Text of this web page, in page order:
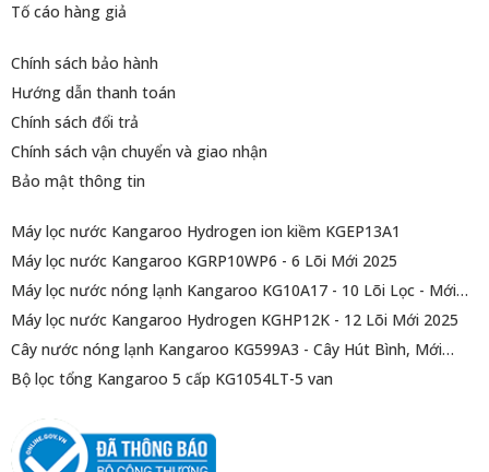
Tố cáo hàng giả
Chính sách bảo hành
Hướng dẫn thanh toán
Chính sách đổi trả
Chính sách vận chuyển và giao nhận
Bảo mật thông tin
Máy lọc nước Kangaroo Hydrogen ion kiềm KGEP13A1
Máy lọc nước Kangaroo KGRP10WP6 - 6 Lõi Mới 2025
Máy lọc nước nóng lạnh Kangaroo KG10A17 - 10 Lõi Lọc - Mới
2025
Máy lọc nước Kangaroo Hydrogen KGHP12K - 12 Lõi Mới 2025
Cây nước nóng lạnh Kangaroo KG599A3 - Cây Hút Bình, Mới
2025
Bộ lọc tổng Kangaroo 5 cấp KG1054LT-5 van